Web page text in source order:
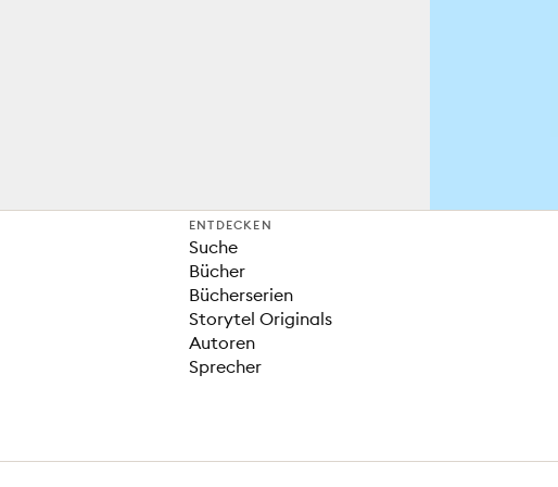
ENTDECKEN
Suche
Bücher
Bücherserien
Storytel Originals
Autoren
Sprecher